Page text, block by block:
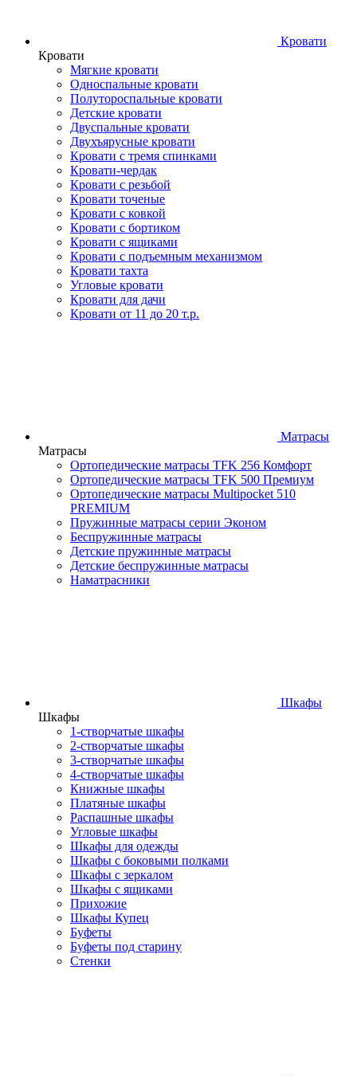
Кровати
Кровати
Мягкие кровати
Односпальные кровати
Полутороспальные кровати
Детские кровати
Двуспальные кровати
Двухъярусные кровати
Кровати с тремя спинками
Кровати-чердак
Кровати с резьбой
Кровати точеные
Кровати с ковкой
Кровати с бортиком
Кровати с ящиками
Кровати с подъемным механизмом
Кровати тахта
Угловые кровати
Кровати для дачи
Кровати от 11 до 20 т.р.
Матрасы
Матрасы
Ортопедические матрасы TFK 256 Комфорт
Ортопедические матрасы TFK 500 Премиум
Ортопедические матрасы Multipocket 510
PREMIUM
Пружинные матрасы серии Эконом
Беспружинные матрасы
Детские пружинные матрасы
Детские беспружинные матрасы
Наматрасники
Шкафы
Шкафы
1-створчатые шкафы
2-створчатые шкафы
3-створчатые шкафы
4-створчатые шкафы
Книжные шкафы
Платяные шкафы
Распашные шкафы
Угловые шкафы
Шкафы для одежды
Шкафы с боковыми полками
Шкафы с зеркалом
Шкафы с ящиками
Прихожие
Шкафы Купец
Буфеты
Буфеты под старину
Стенки